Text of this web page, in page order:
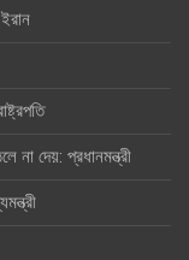
না দেয়: প্রধানমন্ত্রী